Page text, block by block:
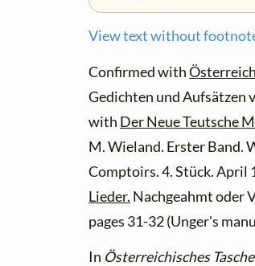
View text without
Confirmed with
Gedichten und Aufsätzen
with Der Neue Teutsche
M. Wieland. Erster Band.
Comptoirs. 4. Stück. April
Lieder. Nachgeahmt oder
pages 31-32 (Unger's
In Österreichisches